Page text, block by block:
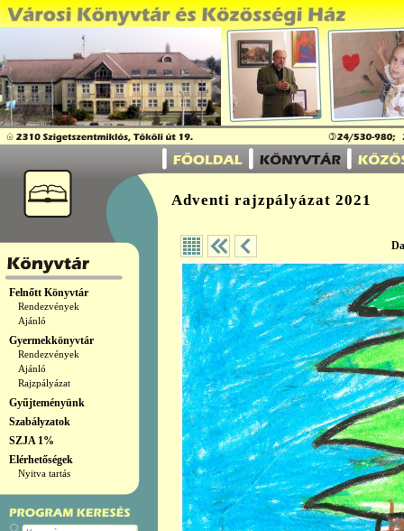
Felnőtt Könyvtár
Rendezvények
Ajánló
Gyermekkönyvtár
Rendezvények
Ajánló
Rajzpályázat
Gyűjteményünk
Szabályzatok
SZJA 1%
Elérhetőségek
Nyitva tartás
Adventi rajzpályázat 2021